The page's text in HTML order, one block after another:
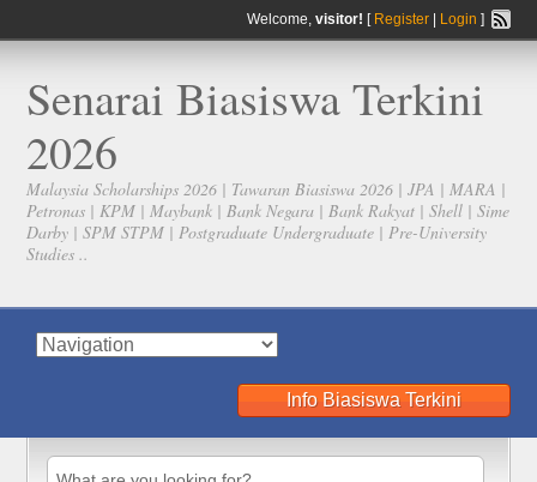
Welcome, visitor! [ Register| Login ]
Senarai Biasiswa Terkini
2026
Malaysia Scholarships 2026 | Tawaran Biasiswa 2026 | JPA | MARA |
Petronas | KPM | Maybank | Bank Negara | Bank Rakyat | Shell | Sime
Darby | SPM STPM | Postgraduate Undergraduate | Pre-University
Studies ..
Info Biasiswa Terkini